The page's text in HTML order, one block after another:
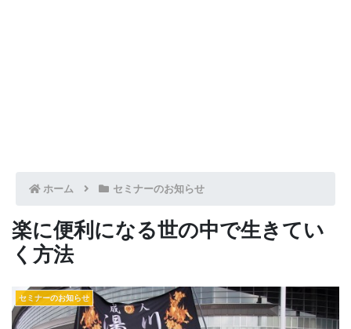
ホーム セミナーのお知らせ
楽に便利になる世の中で生きてい
く方法
セミナーのお知らせ